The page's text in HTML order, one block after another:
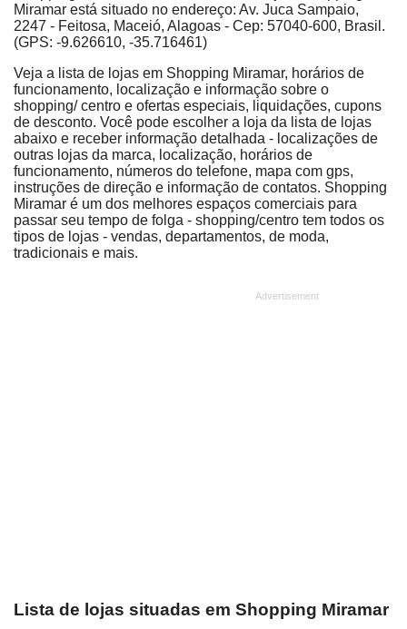
Miramar está situado no endereço: Av. Juca Sampaio,
2247 - Feitosa, Maceió, Alagoas - Cep: 57040-600, Brasil.
(GPS: -9.626610, -35.716461)
Veja a lista de lojas em Shopping Miramar, horários de
funcionamento, localização e informação sobre o
shopping/ centro e ofertas especiais, liquidações, cupons
de desconto. Você pode escolher a loja da lista de lojas
abaixo e receber informação detalhada - localizações de
outras lojas da marca, localização, horários de
funcionamento, números do telefone, mapa com gps,
instruções de direção e informação de contatos. Shopping
Miramar é um dos melhores espaços comerciais para
passar seu tempo de folga - shopping/centro tem todos os
tipos de lojas - vendas, departamentos, de moda,
tradicionais e mais.
Lista de lojas situadas em Shopping Miramar